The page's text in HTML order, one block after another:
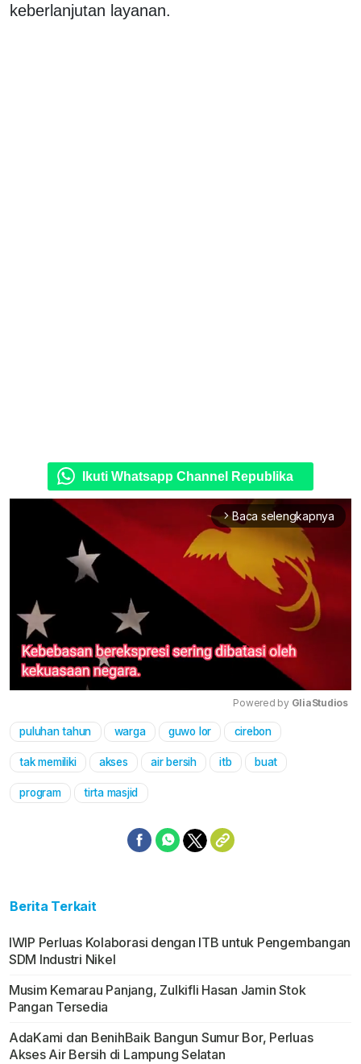
keberlanjutan layanan.
Ikuti Whatsapp Channel Republika
arrow_forward_ios Baca selengkapnya
Powered by GliaStudios
puluhan tahun warga guwo lor cirebon
tak memiliki akses air bersih itb buat
program tirta masjid
Berita Terkait
IWIP Perluas Kolaborasi dengan ITB untuk Pengembangan
SDM Industri Nikel
Musim Kemarau Panjang, Zulkifli Hasan Jamin Stok
Pangan Tersedia
AdaKami dan BenihBaik Bangun Sumur Bor, Perluas
Akses Air Bersih di Lampung Selatan